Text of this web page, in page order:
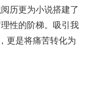
历更为小说搭建了
性的阶梯。吸引我
更是将痛苦转化为